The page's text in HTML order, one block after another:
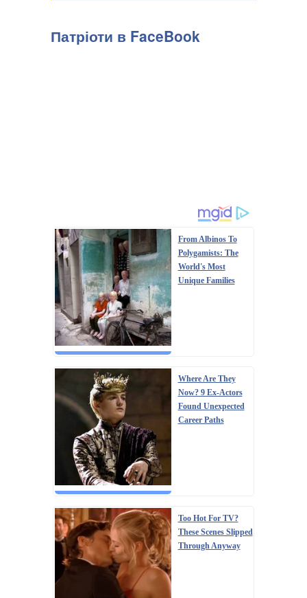
Патріоти в FaceBook
From Albinos To
Polygamists: The
World's Most
Unique Families
Where Are They
Now? 9 Ex-Actors
Found Unexpected
Career Paths
Too Hot For TV?
These Scenes Slipped
Through Anyway